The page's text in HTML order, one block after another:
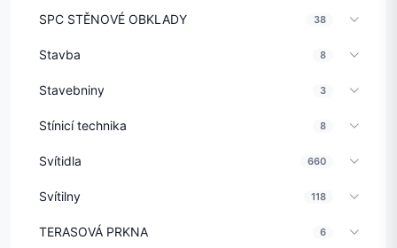
SPC STĚNOVÉ OBKLADY 38
Stavba 8
Stavebniny 3
Stínicí technika 8
Svítidla 660
Svítilny 118
TERASOVÁ PRKNA 6